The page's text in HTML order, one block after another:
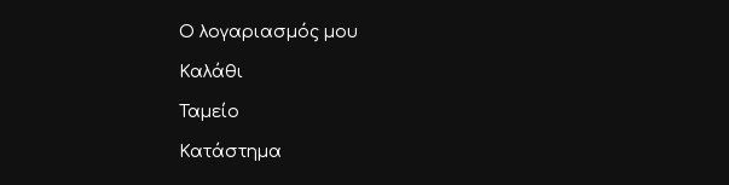
Ο λογαριασμός μου
Καλάθι
Ταμείο
Κατάστημα